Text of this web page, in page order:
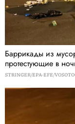
Баррикады из
протестующие в
STRINGER/EPA-EFE/